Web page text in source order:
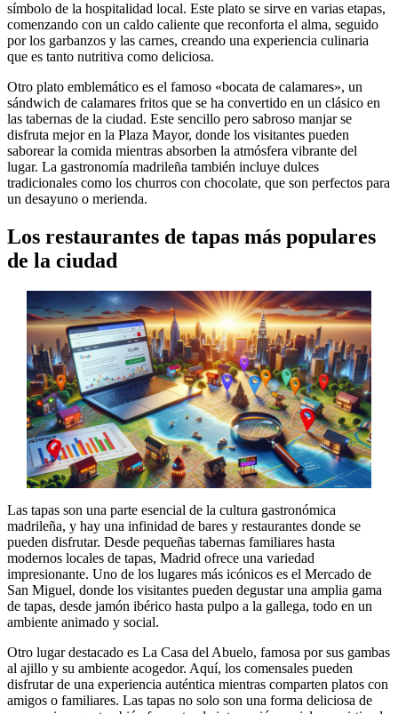
símbolo de la hospitalidad local. Este plato se sirve en varias etapas,
comenzando con un caldo caliente que reconforta el alma, seguido
por los garbanzos y las carnes, creando una experiencia culinaria
que es tanto nutritiva como deliciosa.
Otro plato emblemático es el famoso «bocata de calamares», un
sándwich de calamares fritos que se ha convertido en un clásico en
las tabernas de la ciudad. Este sencillo pero sabroso manjar se
disfruta mejor en la Plaza Mayor, donde los visitantes pueden
saborear la comida mientras absorben la atmósfera vibrante del
lugar. La gastronomía madrileña también incluye dulces
tradicionales como los churros con chocolate, que son perfectos para
un desayuno o merienda.
Los restaurantes de tapas más populares
de la ciudad
Las tapas son una parte esencial de la cultura gastronómica
madrileña, y hay una infinidad de bares y restaurantes donde se
pueden disfrutar. Desde pequeñas tabernas familiares hasta
modernos locales de tapas, Madrid ofrece una variedad
impresionante. Uno de los lugares más icónicos es el Mercado de
San Miguel, donde los visitantes pueden degustar una amplia gama
de tapas, desde jamón ibérico hasta pulpo a la gallega, todo en un
ambiente animado y social.
Otro lugar destacado es La Casa del Abuelo, famosa por sus gambas
al ajillo y su ambiente acogedor. Aquí, los comensales pueden
disfrutar de una experiencia auténtica mientras comparten platos con
amigos o familiares. Las tapas no solo son una forma deliciosa de